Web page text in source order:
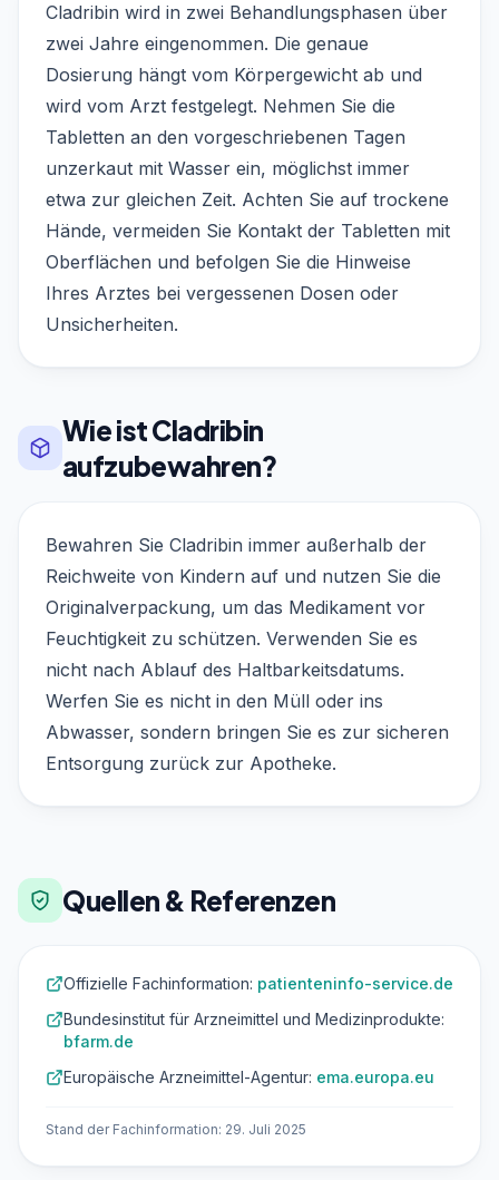
Cladribin wird in zwei Behandlungsphasen über
zwei Jahre eingenommen. Die genaue
Dosierung hängt vom Körpergewicht ab und
wird vom Arzt festgelegt. Nehmen Sie die
Tabletten an den vorgeschriebenen Tagen
unzerkaut mit Wasser ein, möglichst immer
etwa zur gleichen Zeit. Achten Sie auf trockene
Hände, vermeiden Sie Kontakt der Tabletten mit
Oberflächen und befolgen Sie die Hinweise
Ihres Arztes bei vergessenen Dosen oder
Unsicherheiten.
Wie ist Cladribin
aufzubewahren?
Bewahren Sie Cladribin immer außerhalb der
Reichweite von Kindern auf und nutzen Sie die
Originalverpackung, um das Medikament vor
Feuchtigkeit zu schützen. Verwenden Sie es
nicht nach Ablauf des Haltbarkeitsdatums.
Werfen Sie es nicht in den Müll oder ins
Abwasser, sondern bringen Sie es zur sicheren
Entsorgung zurück zur Apotheke.
Quellen & Referenzen
Offizielle Fachinformation: patienteninfo-service.de
Bundesinstitut für Arzneimittel und Medizinprodukte:
bfarm.de
Europäische Arzneimittel-Agentur: ema.europa.eu
Stand der Fachinformation: 29. Juli 2025